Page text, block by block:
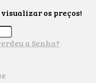
os preços!
a Senha?